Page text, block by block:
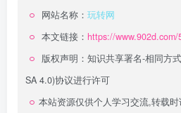
网站名称： 玩转网
本文链接： https://www.902d.com/
版权声明： 知识共享署名-相同方
SA 4.0)协议进行许可
本站资源仅供个人学习交流,转载